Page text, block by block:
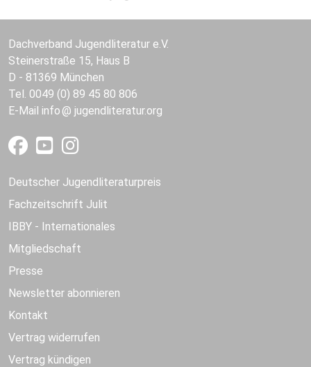
Dachverband Jugendliteratur e.V.
Steinerstraße 15, Haus B
D - 81369 München
Tel. 0049 (0) 89 45 80 806
E-Mail info jugendliteratur.org
Deutscher Jugendliteraturpreis
Fachzeitschrift Julit
IBBY - Internationales
Mitgliedschaft
Presse
Newsletter abonnieren
Kontakt
Vertrag widerrufen
Vertrag kündigen